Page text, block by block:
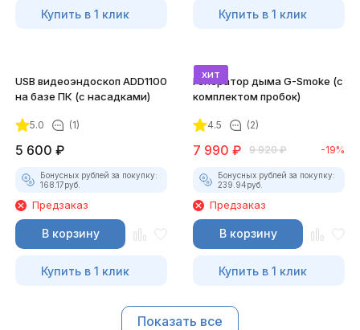
Купить в 1 клик Купить в 1 клик
USB видеоэндоскоп ADD1100
на базе ПК (с насадками)
5.0 (1)
5 600 ₽
Бонусных рублей за покупку:
168.17руб.
Предзаказ
В корзину
Купить в 1 клик
хит
Генератор дыма G-Smoke (c
комплектом пробок)
4.5 (2)
7 990 ₽ 9 920 ₽ -19%
Бонусных рублей за покупку:
239.94руб.
Предзаказ
В корзину
Купить в 1 клик
Показать все